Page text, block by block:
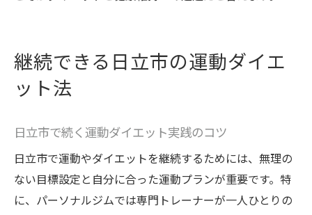
継続できる日立市の運動ダイエ
ット法
日立市で続く運動ダイエット実践のコツ
日立市で運動やダイエットを継続するためには、無理の
ない目標設定と自分に合った運動プランが重要です。特
に、パーソナルジムでは専門トレーナーが一人ひとりの